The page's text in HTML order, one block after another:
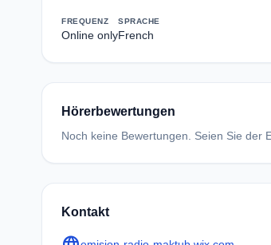
FREQUENZ
Online only
SPRACHE
French
Hörerbewertungen
Noch keine Bewertungen. Seien Sie der
Kontakt